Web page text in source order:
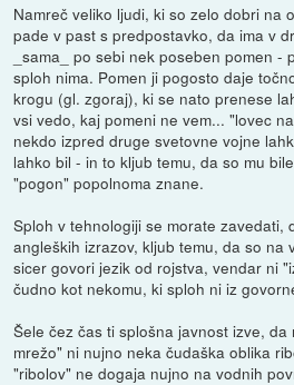
Namreč veliko ljudi, ki so zelo dobri na
pade v past s predpostavko, da ima v
_sama_ po sebi nek poseben pomen
sploh nima. Pomen ji pogosto daje
krogu (gl. zgoraj), ki se nato prenese
vsi vedo, kaj pomeni ne vem... "lovec
nekdo izpred druge svetovne vojne
lahko bil - in to kljub temu, da so mu
"pogon" popolnoma znane.
Sploh v tehnologiji se morate zavedati,
angleških izrazov, kljub temu, da so na
sicer govori jezik od rojstva, vendar ni
čudno kot nekomu, ki sploh ni iz
Šele čez čas ti splošna javnost izve,
mrežo" ni nujno neka čudaška oblika
"ribolov" ne dogaja nujno na vodnih